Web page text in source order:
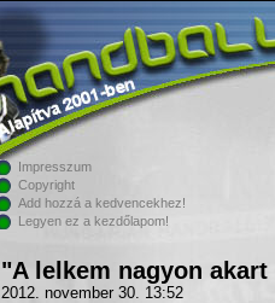
Impresszum
Copyright
Add hozzá a kedvencekhez!
Legyen ez a kezdőlapom!
"A lelkem nagyon
2012. november 30. 13:52